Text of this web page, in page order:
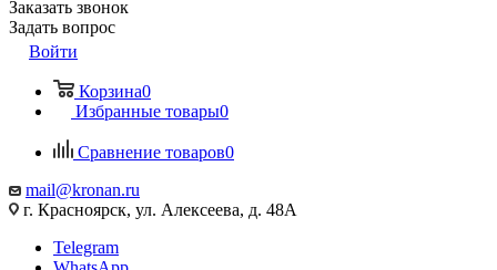
Заказать звонок
Задать вопрос
Войти
Корзина0
Избранные товары0
Сравнение товаров0
mail@kronan.ru
г. Красноярск, ул. Алексеева, д. 48А
Telegram